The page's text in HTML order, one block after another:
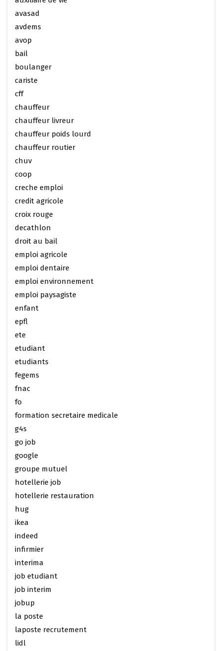
avasad
avdems
avop
bail
boulanger
cariste
cff
chauffeur
chauffeur livreur
chauffeur poids lourd
chauffeur routier
chuv
coop
creche emploi
credit agricole
croix rouge
decathlon
droit au bail
emploi agricole
emploi dentaire
emploi environnement
emploi paysagiste
enfant
epfl
ete
etudiant
etudiants
fegems
fnac
fo
formation secretaire medicale
g4s
go job
google
groupe mutuel
hotellerie job
hotellerie restauration
hug
ikea
indeed
infirmier
interima
job etudiant
job interim
jobup
la poste
laposte recrutement
lidl